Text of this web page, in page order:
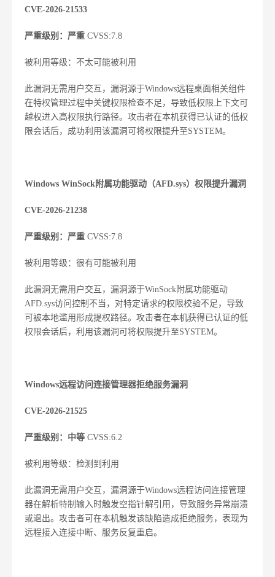
CVE-2026-21533
严重级别：严重 CVSS:7.8
被利用等级：不太可能被利用
此漏洞无需用户交互，漏洞源于Windows远程桌面相关组件
在特权管理过程中关键权限检查不足，导致低权限上下文可
越权进入高权限执行路径。攻击者在本机获得已认证的低权
限会话后，成功利用该漏洞可将权限提升至SYSTEM。
Windows WinSock附属功能驱动（AFD.sys）权限提升漏洞
CVE-2026-21238
严重级别：严重 CVSS:7.8
被利用等级：很有可能被利用
此漏洞无需用户交互，漏洞源于WinSock附属功能驱动
AFD.sys访问控制不当，对特定请求的权限校验不足，导致
可被本地滥用形成提权路径。攻击者在本机获得已认证的低
权限会话后，利用该漏洞可将权限提升至SYSTEM。
Windows远程访问连接管理器拒绝服务漏洞
CVE-2026-21525
严重级别：中等 CVSS:6.2
被利用等级：检测到利用
此漏洞无需用户交互，漏洞源于Windows远程访问连接管理
器在解析特制输入时触发空指针解引用，导致服务异常崩溃
或退出。攻击者可在本机触发该缺陷造成拒绝服务，表现为
远程接入连接中断、服务反复重启。